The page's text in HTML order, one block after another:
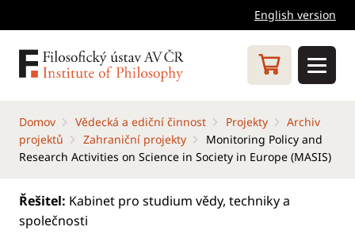
English version
Domov Vědecká a ediční činnost Projekty
Archiv
projektů
Zahraniční projekty
Monitoring Policy and
Research Activities on Science in Society in Europe (MASIS)
Řešitel: Kabinet pro studium vědy, techniky a
společnosti